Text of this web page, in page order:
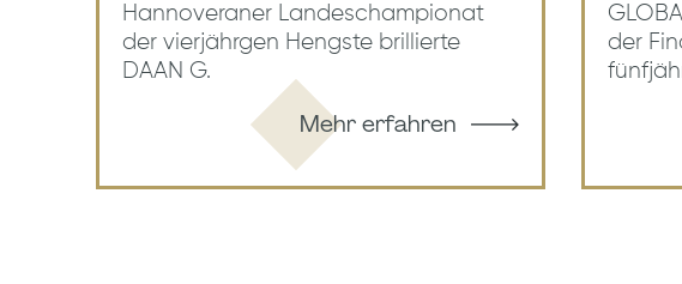
Hannoveraner Landeschampionat
der vierjährgen Hengste brillierte
DAAN G.
Mehr erfahren
der